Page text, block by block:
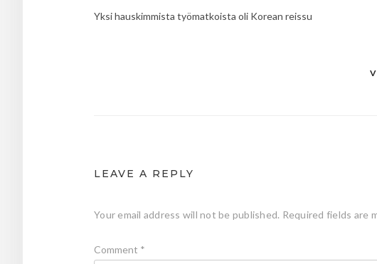
Yksi hauskimmista työmatkoista oli Korean reissu
LEAVE A REPLY
Your email address will not be published. Required fields are
Comment *